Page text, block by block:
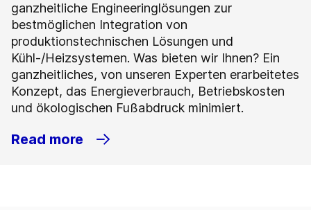
ganzheitliche Engineeringlösungen zur
bestmöglichen Integration von
produktionstechnischen Lösungen und
Kühl-/Heizsystemen. Was bieten wir Ihnen? Ein
ganzheitliches, von unseren Experten erarbeitetes
Konzept, das Energieverbrauch, Betriebskosten
und ökologischen Fußabdruck minimiert.
Read more